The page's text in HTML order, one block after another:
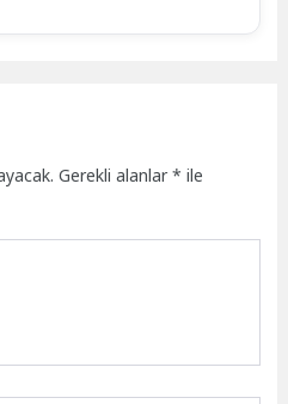
Gerekli alanlar* ile